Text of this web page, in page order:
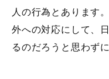
人の行為とあります
外への対応にして、
るのだろうと思わず